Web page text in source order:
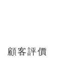
顧客評價